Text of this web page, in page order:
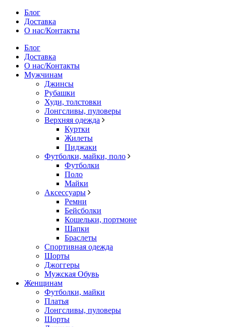
Блог
Доставка
О нас/Контакты
Блог
Доставка
О нас/Контакты
Мужчинам
Джинсы
Рубашки
Худи, толстовки
Лонгсливы, пуловеры
Верхняя одежда
Куртки
Жилеты
Пиджаки
Футболки, майки, поло
Футболки
Поло
Майки
Аксессуары
Ремни
Бейсболки
Кошельки, портмоне
Шапки
Браслеты
Спортивная одежда
Шорты
Джоггеры
Мужская Обувь
Женщинам
Футболки, майки
Платья
Лонгсливы, пуловеры
Шорты